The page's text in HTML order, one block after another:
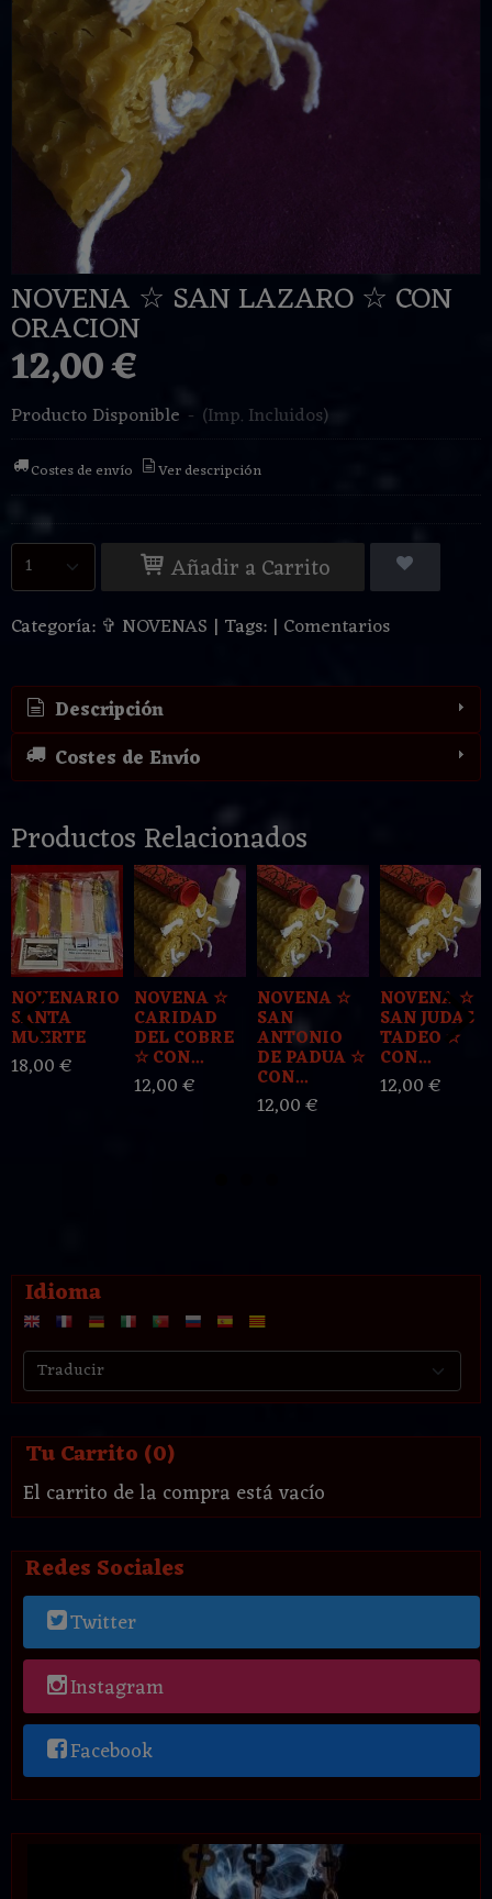
Idioma
Tu Carrito (0)
El carrito de la compra está vacío
Redes Sociales
Twitter
Instagram
Facebook
NOVENA ☆ SAN LAZARO ☆ CON
ORACION
12,00 €
Producto Disponible - (Imp. Incluidos)
Costes de envío Ver descripción
Añadir a Carrito
Categoría: ✞ NOVENAS | Tags: | Comentarios
Descripción
Costes de Envío
Productos Relacionados
NOVENARIO
SANTA
MUERTE
18,00 €
NOVENA ☆
CARIDAD
DEL COBRE
☆ CON...
12,00 €
NOVENA ☆
SAN
ANTONIO
DE PADUA ☆
CON...
12,00 €
NOVENA ☆
SAN JUDAS
TADEO ☆
CON...
12,00 €